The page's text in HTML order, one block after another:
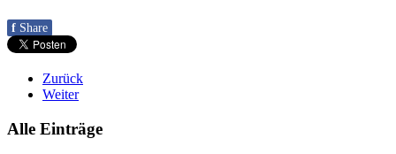
f Share
Zurück
Weiter
Alle Einträge